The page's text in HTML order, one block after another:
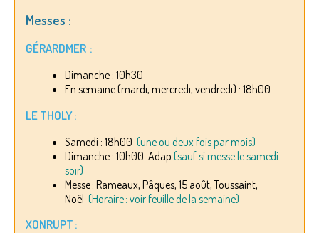
Messes :
GÉRARDMER :
Dimanche : 10h30
En semaine (mardi, mercredi, vendredi) : 18h00
LE THOLY :
Samedi : 18h00 (une ou deux fois par mois)
Dimanche : 10h00 Adap (sauf si messe le samedi
soir)
Messe : Rameaux, Pâques, 15 août, Toussaint,
Noël (Horaire : voir feuille de la semaine)
XONRUPT :